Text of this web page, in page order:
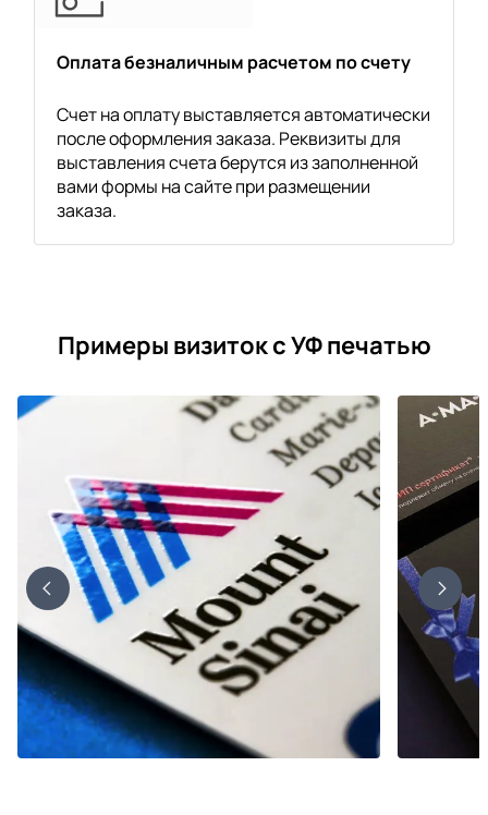
Оплата безналичным расчетом по счету
Счет на оплату выставляется автоматически
после оформления заказа. Реквизиты для
выставления счета берутся из заполненной
вами формы на сайте при размещении
заказа.
Примеры визиток с УФ печатью